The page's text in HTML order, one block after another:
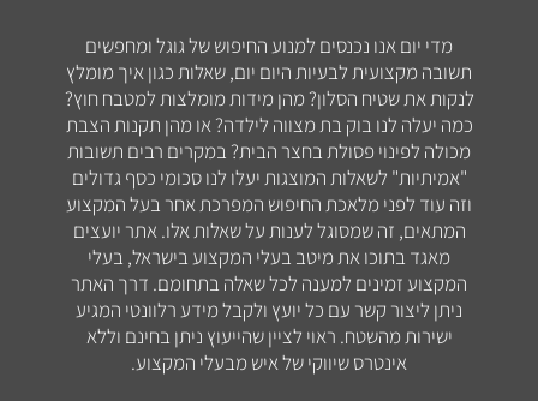
מדי יום אנו נכנסים למנוע החיפוש של גוגל ומחפשים
תשובה מקצועית לבעיות היום יום, שאלות כגון איך מומלץ
לנקות את שטיח הסלון? מהן מידות מומלצות למטבח חוץ?
כמה יעלה לנו בוק בת מצווה לילדה? או מהן תקנות הצבת
מכולה לפינוי פסולת בחצר הבית? במקרים רבים תשובות
"אמיתיות" לשאלות המוצגות יעלו לנו סכומי כסף גדולים
וזה עוד לפני מלאכת החיפוש המפרכת אחר בעל המקצוע
המתאים, זה שמסוגל לענות על שאלות אלו. אתר יועצים
מאגד בתוכו את מיטב בעלי המקצוע בישראל, בעלי
המקצוע זמינים למענה לכל שאלה בתחומם. דרך האתר
ניתן ליצור קשר עם כל יועץ ולקבל מידע רלוונטי המגיע
ישירות מהשטח. ראוי לציין שהייעוץ ניתן בחינם וללא
אינטרס שיווקי של איש מבעלי המקצוע.